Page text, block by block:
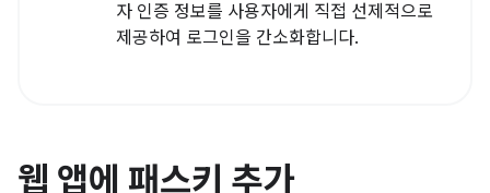
자 인증 정보를 사용자에게 직접 선제적으로
제공하여 로그인을 간소화합니다.
웹 앱에 패스키 추가